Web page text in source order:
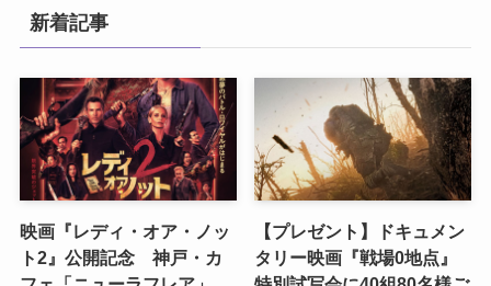
新着記事
映画『レディ・オア・ノッ
ト2』公開記念 神戸・カ
【プレゼント】ドキュメン
タリー映画『戦場0地点』